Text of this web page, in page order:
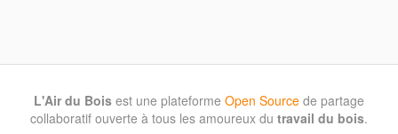
L'Air du Bois est une plateforme Open Source de partage
collaboratif ouverte à tous les amoureux du travail du bois.